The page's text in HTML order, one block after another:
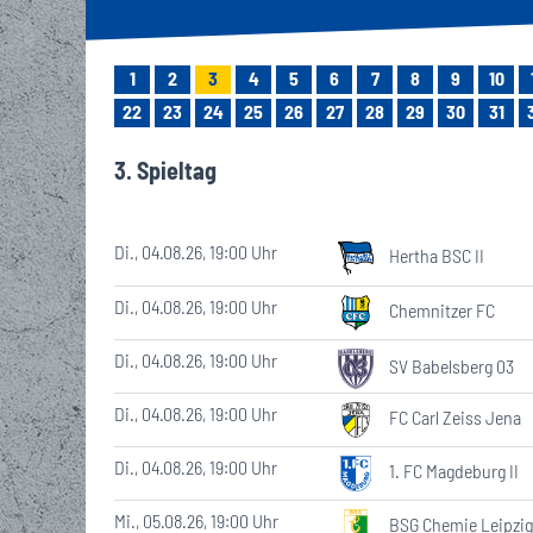
GESCHICHTE
VEREINSHISTORIE
EHRENMITGLIEDER
WIRTSCHAFTSRAT
JOBS
LOK
TEAMFOTO
EISENBAHNER-TALENTE-SCHULE
FUSSBALLSCHULE
LOKRUF
GROSSE UND
1 2 3 4 5 6 7 8 9 10
22
23 24 25 26 27 28 29 30 31
3. Spieltag
Di., 04.08.26, 19:00 Uhr Hertha BSC II
Di., 04.08.26, 19:00 Uhr Chemnitzer FC
Di., 04.08.26, 19:00 Uhr SV Babelsberg 03
Di., 04.08.26, 19:00 Uhr FC Carl Zeiss Jena
Di., 04.08.26, 19:00 Uhr 1. FC Magdeburg II
Mi., 05.08.26, 19:00 Uhr BSG Chemie Leipzig